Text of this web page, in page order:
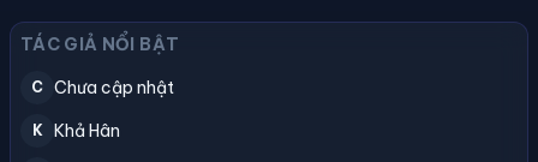
TÁC GIẢ NỔI BẬT
C Chưa cập nhật
K Khả Hân